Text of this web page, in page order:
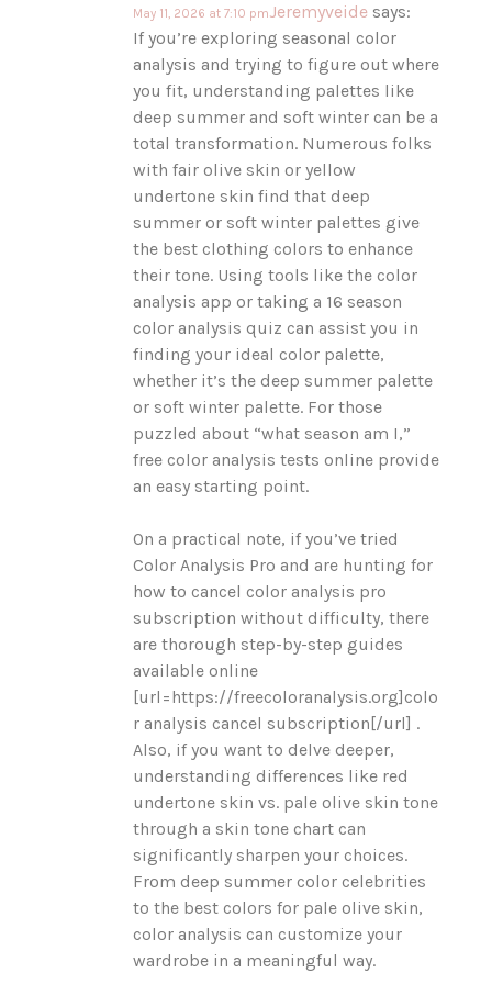
Jeremyveide says:
May 11, 2026 at 7:10 pm
If you’re exploring seasonal color
analysis and trying to figure out where
you fit, understanding palettes like
deep summer and soft winter can be a
total transformation. Numerous folks
with fair olive skin or yellow
undertone skin find that deep
summer or soft winter palettes give
the best clothing colors to enhance
their tone. Using tools like the color
analysis app or taking a 16 season
color analysis quiz can assist you in
finding your ideal color palette,
whether it’s the deep summer palette
or soft winter palette. For those
puzzled about “what season am I,”
free color analysis tests online provide
an easy starting point.
On a practical note, if you’ve tried
Color Analysis Pro and are hunting for
how to cancel color analysis pro
subscription without difficulty, there
are thorough step-by-step guides
available online
[url=https://freecoloranalysis.org]colo
r analysis cancel subscription[/url] .
Also, if you want to delve deeper,
understanding differences like red
undertone skin vs. pale olive skin tone
through a skin tone chart can
significantly sharpen your choices.
From deep summer color celebrities
to the best colors for pale olive skin,
color analysis can customize your
wardrobe in a meaningful way.